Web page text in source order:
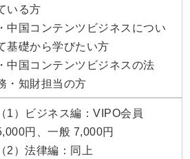
いる方
・中国コンテンツビジネスについ
基礎から学びたい方
・中国コンテンツビジネスの法
・知財担当の方
（1）ビジネス編：VIPO会員
円、一般 7,000円
（2）法律編：同上